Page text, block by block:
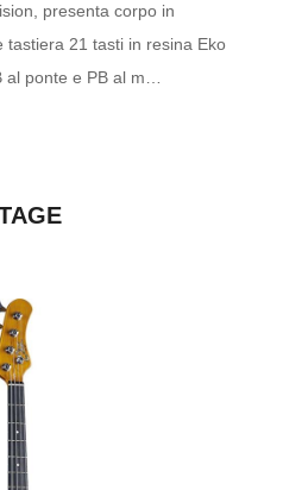
presenta corpo in
tastiera 21 tasti in resina Eko
ponte e PB al m…